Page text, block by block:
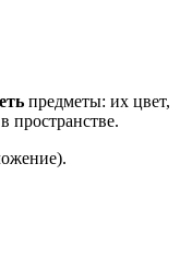
предметы: их цвет,
пространстве.